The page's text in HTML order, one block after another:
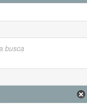
busca